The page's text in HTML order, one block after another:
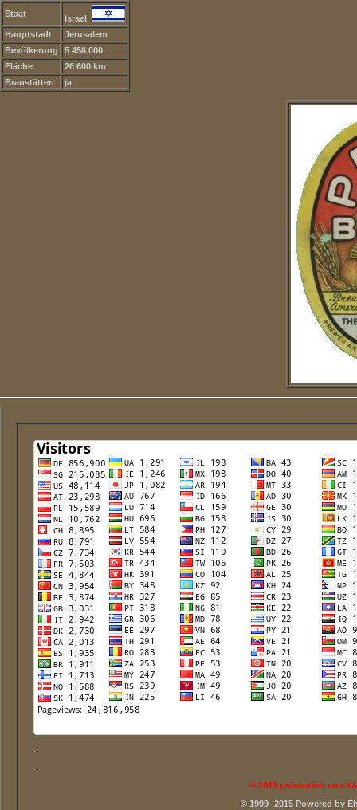
Staat
Israel
Hauptstadt
Jerusalem
Bevölkerung
5 458 000
Fläche
26 600 km
Braustätten
ja
© 2015 präsentiert von
© 1999 -2015 Powered by